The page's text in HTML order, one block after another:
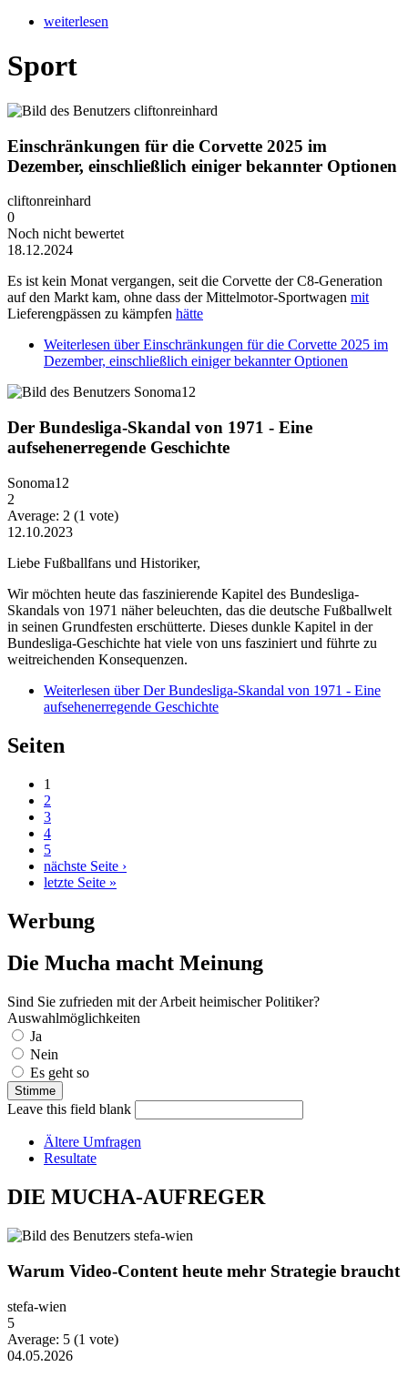
weiterlesen
Sport
Einschränkungen für die Corvette 2025 im
Dezember, einschließlich einiger bekannter Optionen
cliftonreinhard
0
Noch nicht bewertet
18.12.2024
Es ist kein Monat vergangen, seit die Corvette der C8-Generation
auf den Markt kam, ohne dass der Mittelmotor-Sportwagen mit
Lieferengpässen zu kämpfen hätte
Weiterlesen über Einschränkungen für die Corvette 2025 im
Dezember, einschließlich einiger bekannter Optionen
Der Bundesliga-Skandal von 1971 - Eine
aufsehenerregende Geschichte
Sonoma12
2
Average: 2 (1 vote)
12.10.2023
Liebe Fußballfans und Historiker,
Wir möchten heute das faszinierende Kapitel des Bundesliga-
Skandals von 1971 näher beleuchten, das die deutsche Fußballwelt
in seinen Grundfesten erschütterte. Dieses dunkle Kapitel in der
Bundesliga-Geschichte hat viele von uns fasziniert und führte zu
weitreichenden Konsequenzen.
Weiterlesen über Der Bundesliga-Skandal von 1971 - Eine
aufsehenerregende Geschichte
Seiten
1
2
3
4
5
nächste Seite ›
letzte Seite »
Werbung
Die Mucha macht Meinung
Sind Sie zufrieden mit der Arbeit heimischer Politiker?
Auswahlmöglichkeiten
Ja
Nein
Es geht so
Leave this field blank
Ältere Umfragen
Resultate
DIE MUCHA-AUFREGER
Warum Video-Content heute mehr Strategie braucht
stefa-wien
5
Average: 5 (1 vote)
04.05.2026